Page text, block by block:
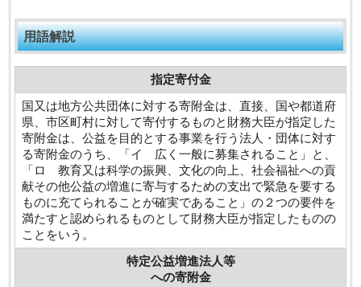
用語解説
指定寄付金
国又は地方公共団体に対する寄附金は、直接、国や都道府
県、市区町村に対して寄付するものと財務大臣が指定した
寄附金は、公益を目的とする事業を行う法人・団体に対す
る寄附金のうち、「イ 広く一般に募集されること」と、
「ロ 教育又は科学の振興、文化の向上、社会福祉への貢
献その他公益の増進に寄与するための支出で緊急を要する
ものに充てられることが確実であること」の２つの要件を
満たすと認められるものとして財務大臣が指定したものの
ことをいう。
特定公益増進法人等
への寄附金